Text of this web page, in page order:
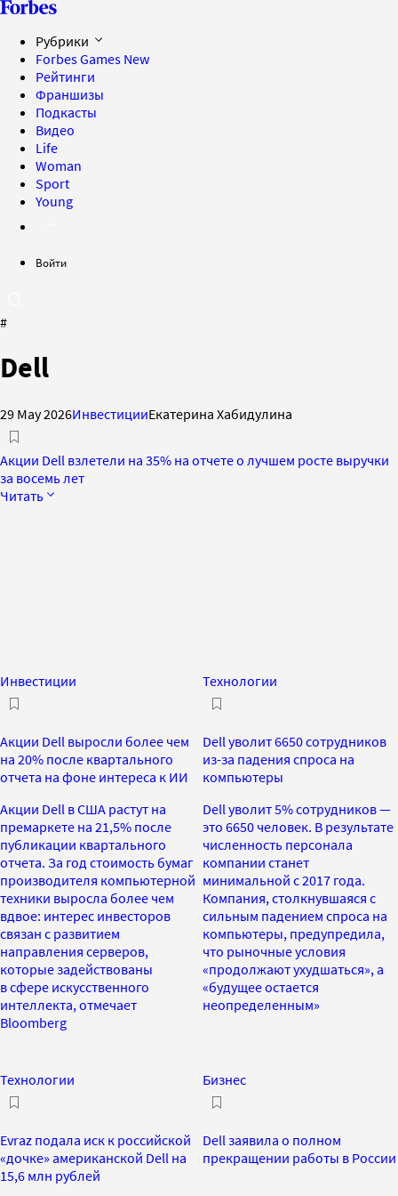
Рубрики
Forbes Games New
Рейтинги
Франшизы
Подкасты
Видео
Life
Woman
Sport
Young
Войти
#
Dell
29 May 2026ИнвестицииЕкатерина Хабидулина
Акции Dell взлетели на 35% на отчете о лучшем росте выручки
за восемь лет
Читать
Инвестиции
Акции Dell выросли более чем
на 20% после квартального
отчета на фоне интереса к ИИ
Акции Dell в США растут на
премаркете на 21,5% после
публикации квартального
отчета. За год стоимость бумаг
производителя компьютерной
техники выросла более чем
вдвое: интерес инвесторов
связан с развитием
направления серверов,
которые задействованы
в сфере искусственного
интеллекта, отмечает
Bloomberg
Технологии
Dell уволит 6650 сотрудников
из-за падения спроса на
компьютеры
Dell уволит 5% сотрудников —
это 6650 человек. В результате
численность персонала
компании станет
минимальной с 2017 года.
Компания, столкнувшаяся с
сильным падением спроса на
компьютеры, предупредила,
что рыночные условия
«продолжают ухудшаться», а
«будущее остается
неопределенным»
Технологии
Evraz подала иск к российской
«дочке» американской Dell на
15,6 млн рублей
Бизнес
Dell заявила о полном
прекращении работы в России